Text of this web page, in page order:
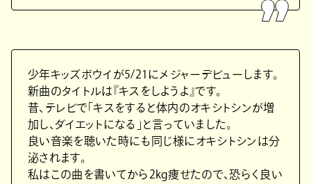
少年キッズボウイが5/21にメジャーデビューします。
新曲のタイトルは『キスをしようよ』です。
昔、テレビで「キスをすると体内のオキシトシンが増
加し、ダイエットになる」と言っていました。
良い音楽を聴いた時にも同じ様にオキシトシンは分
泌されます。
私はこの曲を書いてから2kg痩せたので、恐らく良い